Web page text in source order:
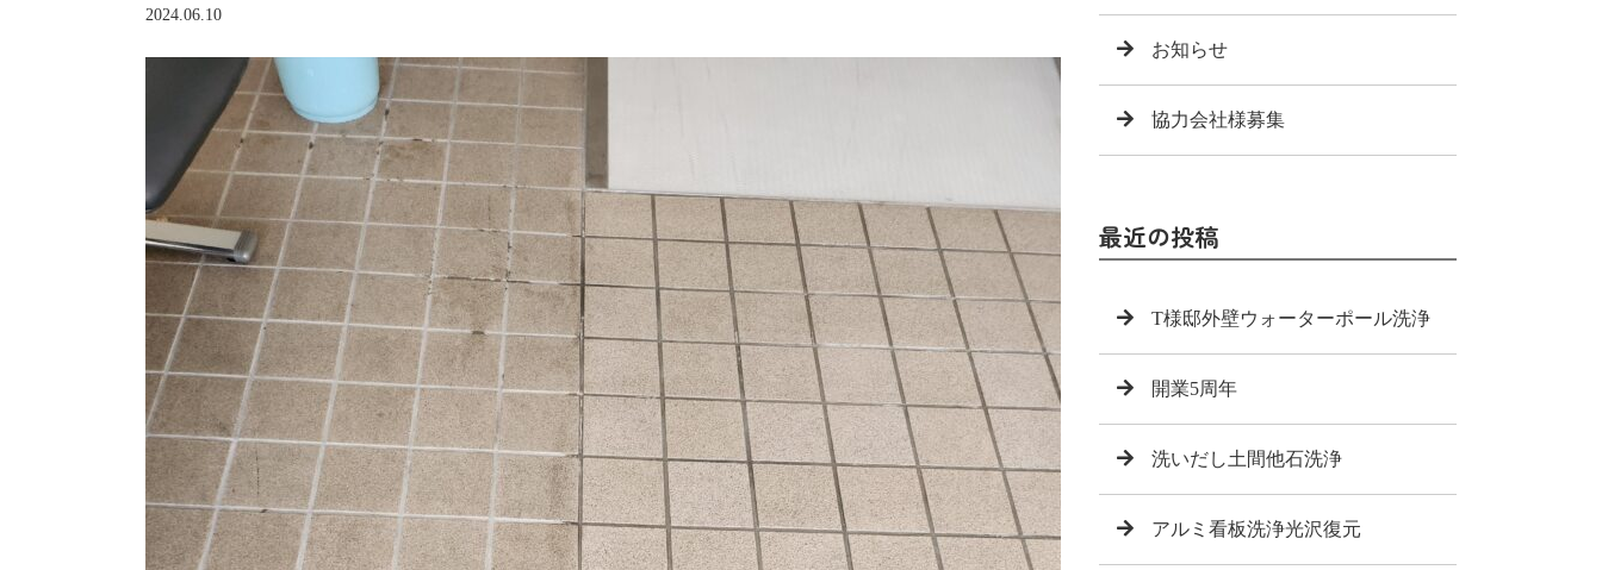
2024.06.10
お知らせ
協力会社様募集
最近の投稿
T様邸外壁ウォーターポール洗浄
開業5周年
洗いだし土間他石洗浄
アルミ看板洗浄光沢復元